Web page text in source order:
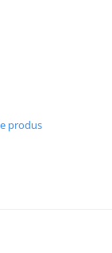
intre 96 cm
produs